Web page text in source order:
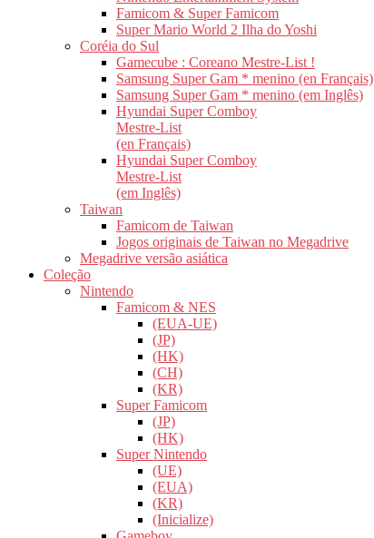
Famicom & Super Famicom
Super Mario World 2 Ilha do Yoshi
Coréia do Sul
Gamecube : Coreano Mestre-List !
Samsung Super Gam * menino (en Français)
Samsung Super Gam * menino (em Inglês)
Hyundai Super Comboy
Mestre-List
(en Français)
Hyundai Super Comboy
Mestre-List
(em Inglês)
Taiwan
Famicom de Taiwan
Jogos originais de Taiwan no Megadrive
Megadrive versão asiática
Coleção
Nintendo
Famicom & NES
(EUA-UE)
(JP)
(HK)
(CH)
(KR)
Super Famicom
(JP)
(HK)
Super Nintendo
(UE)
(EUA)
(KR)
(Inicialize)